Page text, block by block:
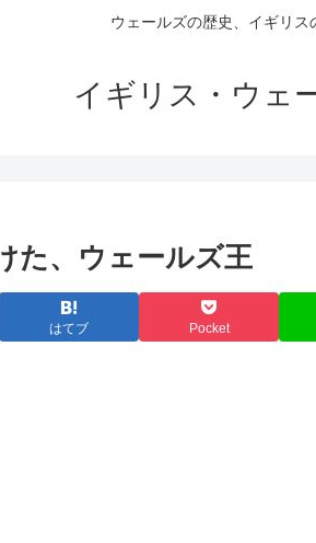
ウェールズの歴史、イギリス
イギリス・ウェ
た、ウェールズ王
はてブ Pocket